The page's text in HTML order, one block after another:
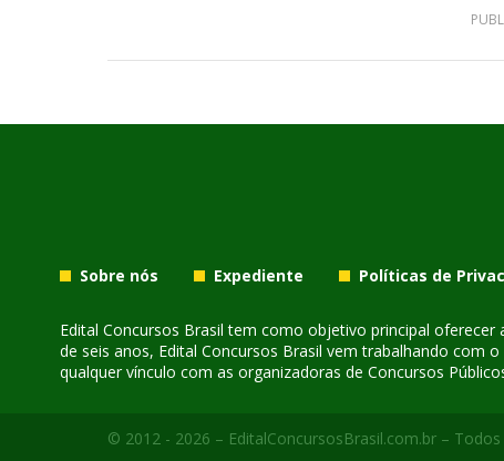
Sobre nós Expediente Políticas de
Edital Concursos Brasil tem como objetivo principal
de seis anos, Edital Concursos Brasil vem trabalhando com
qualquer vínculo com as organizadoras de Concursos
© 2012 - 2026 – EditalConcursosBrasil.com.br –